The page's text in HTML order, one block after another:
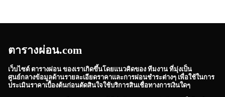
ตารางผ่อน.com
เว็บไซต์ ตารางผ่อน ของเราเกิดขึ้นโดยแนวคิดของ ทีมงาน ที่มุ่งเป็น
ศูนย์กลางข้อมูลด้านรายละเอียดราคาและการผ่อนชำระต่างๆ เพื่อใช้ในการ
ประเมินราคาเบื้องต้นก่อนตัดสินใจใช้บริการสินเชื่อทางการเงินใดๆ